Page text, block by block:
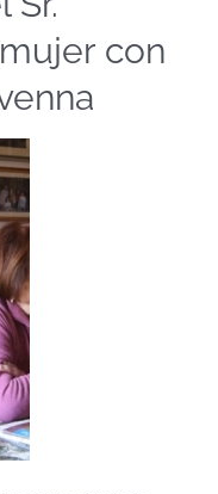
con